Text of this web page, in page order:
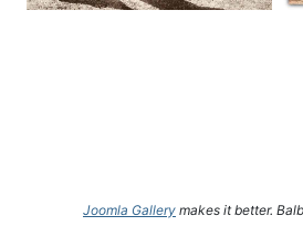
Joomla Gallery makes it better.